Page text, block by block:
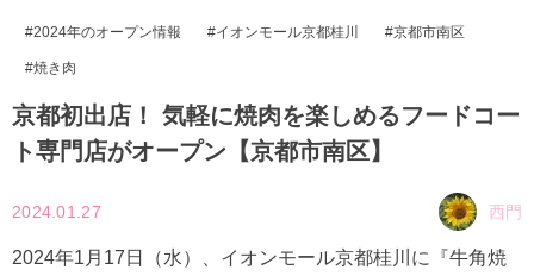
2024年のオープン情報 イオンモール京都桂川 京都市南区
焼き肉
京都初出店！ 気軽に焼肉を楽しめるフードコー
ト専門店がオープン【京都市南区】
2024.01.27 西門
2024年1月17日（水）、イオンモール京都桂川に『牛角焼